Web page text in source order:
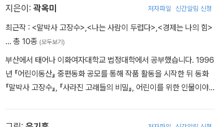
은 가볍게 세 번 숨을 쉰 뒤 꼬리를 위로 세우고 물 속으로 들어갔다.
'두렁이가 가 버렸어...'
눈물이 그렁그렁한 채 두리가 말했다. 떠나가는 고래를 바라보는 아
지은이: 곽옥미 저자파일 신간알림 신청
최근작 : <말박사 고장수>,<나는 사람이 두렵다>,<경제는 나의 힘>
… 총 10종 (모두보기)
부산에서 태어나 이화여자대학교 법정대학에서 공부했습니다. 1996
년 『어린이동산』 중편동화 공모를 통해 작품 활동을 시작한 뒤 동화
『말박사 고장수』, 『사라진 고래들의 비밀』, 어린이를 위한 인물이야